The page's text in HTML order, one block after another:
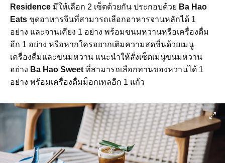
Residence มีให้เลือก 2 เซ็ตด้วยกัน ประกอบด้วย Ba Hao
Eats ชุดอาหารจีนที่สามารถเลือกอาหารจานหลักได้ 1
อย่าง และจานเคียง 1 อย่าง พร้อมขนมหวานหรือเครื่องดื่ม
อีก 1 อย่าง หรือหากใครอยากเติมความสดชื่นด้วยเมนู
เครื่องดื่มและขนมหวาน แนะนำให้สั่งเซ็ตเมนูขนมหวาน
อย่าง Ba Hao Sweet ที่สามารถเลือกทานของหวานได้ 1
อย่าง พร้อมเครื่องดื่มม็อกเทลอีก 1 แก้ว